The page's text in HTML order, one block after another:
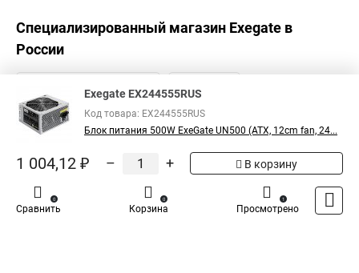
Специализированный магазин Exegate в
России
Exegate EX244555RUS
Код товара: EX244555RUS
Блок питания 500W ExeGate UN500 (ATX, 12cm fan, 24...
1 004,12 ₽ – + В корзину
Сравнить
0
Корзина
0
Просмотрено
1